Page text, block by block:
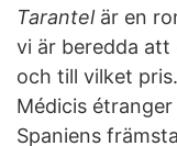
Tarantelär en
vi är beredda
och till vilket
Médicis
Spaniens